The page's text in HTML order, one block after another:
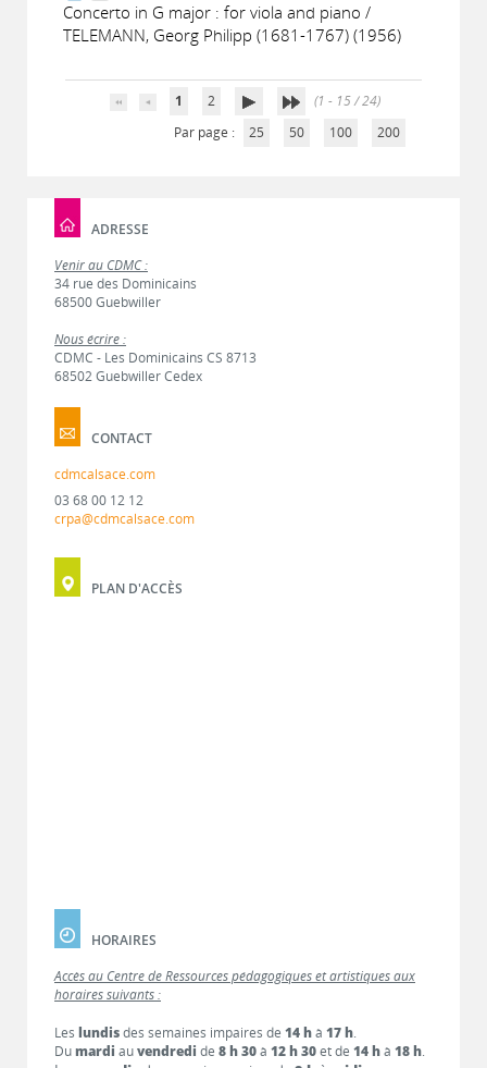
Concerto in G major : for viola and piano /
TELEMANN, Georg Philipp (1681-1767) (1956)
1 2
(1 - 15 / 24)
Par page :
25 50 100 200
ADRESSE
Venir au CDMC :
34 rue des Dominicains
68500 Guebwiller
Nous écrire :
CDMC - Les Dominicains CS 8713
68502 Guebwiller Cedex
CONTACT
cdmcalsace.com
03 68 00 12 12
crpa@cdmcalsace.com
PLAN D'ACCÈS
HORAIRES
Accès au Centre de Ressources pédagogiques et artistiques aux
horaires suivants :
Les lundisdes semaines impaires de 14 hà 17 h.
Dumardi auvendredi de 8 h 30à 12 h 30et de 14 hà 18 h.